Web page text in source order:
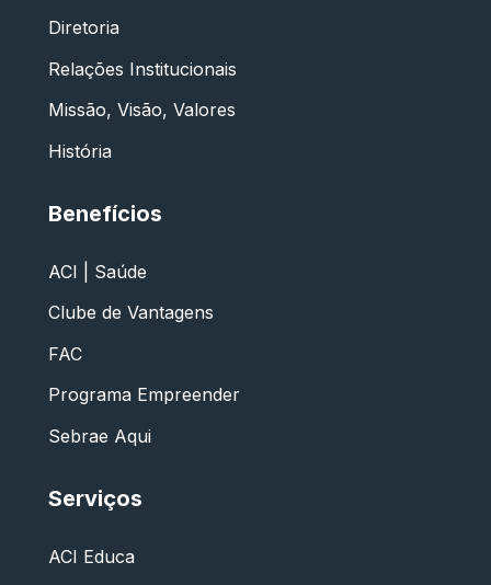
Diretoria
Relações Institucionais
Missão, Visão, Valores
História
Benefícios
ACI | Saúde
Clube de Vantagens
FAC
Programa Empreender
Sebrae Aqui
Serviços
ACI Educa